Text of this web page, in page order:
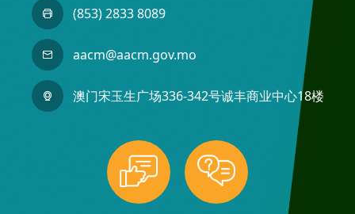
(853) 2833 8089
aacm@aacm.gov.mo
澳门宋玉生广场336-342号诚丰商业中心18楼